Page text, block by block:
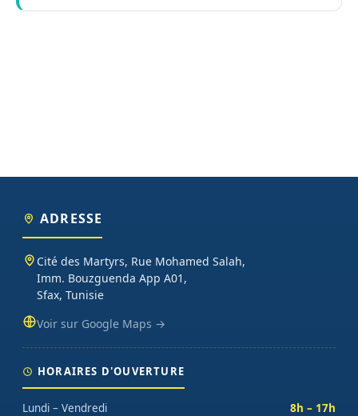
ADRESSE
Cité des Martyrs, Rue Mohamed Salah,
Imm. Bouzguenda App A01,
Sfax, Tunisie
Voir sur Google Maps →
HORAIRES D'OUVERTURE
Lundi – Vendredi
8h – 17h